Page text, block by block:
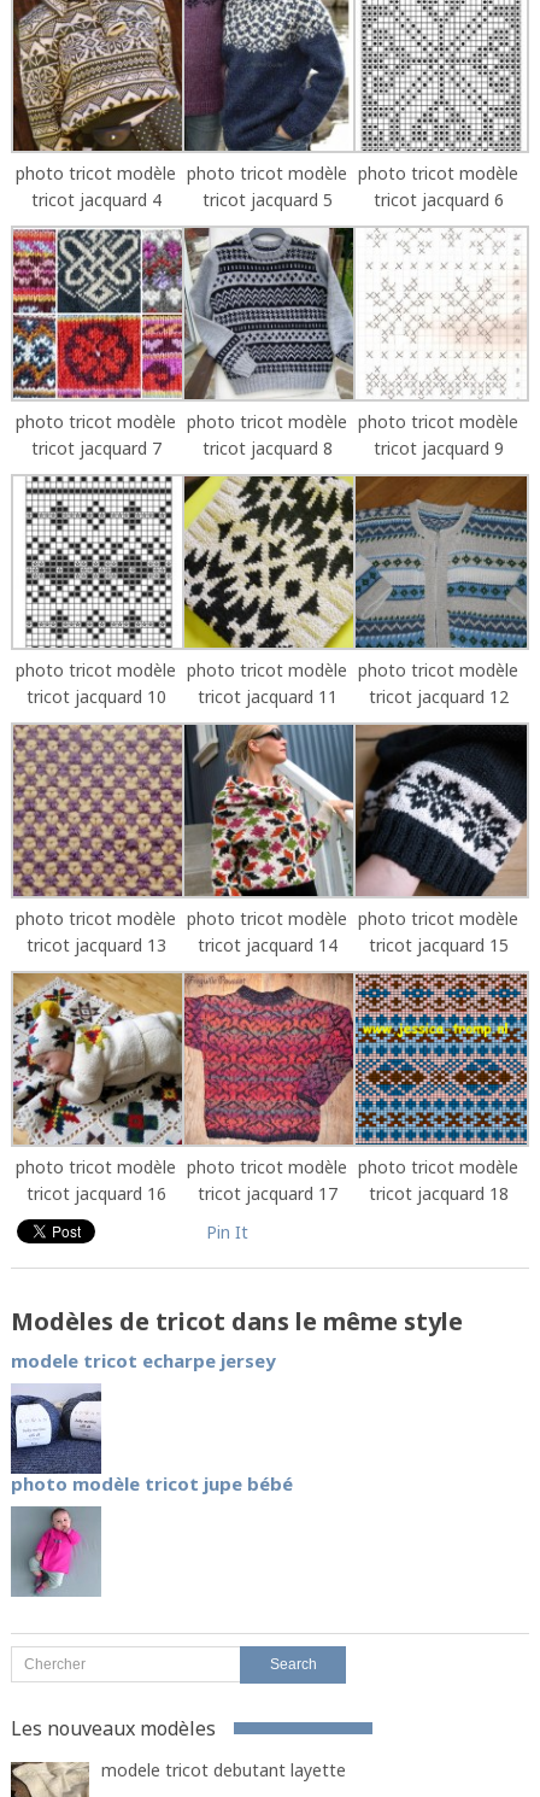
photo tricot modèle
tricot jacquard 4
photo tricot modèle
tricot jacquard 5
photo tricot modèle
tricot jacquard 6
photo tricot modèle
tricot jacquard 7
photo tricot modèle
tricot jacquard 8
photo tricot modèle
tricot jacquard 9
photo tricot modèle
tricot jacquard 10
photo tricot modèle
tricot jacquard 11
photo tricot modèle
tricot jacquard 12
photo tricot modèle
tricot jacquard 13
photo tricot modèle
tricot jacquard 14
photo tricot modèle
tricot jacquard 15
photo tricot modèle
tricot jacquard 16
photo tricot modèle
tricot jacquard 17
photo tricot modèle
tricot jacquard 18
Pin It
Modèles de tricot dans le même style
modele tricot echarpe jersey
photo modèle tricot jupe bébé
Les nouveaux modèles
modele tricot debutant layette